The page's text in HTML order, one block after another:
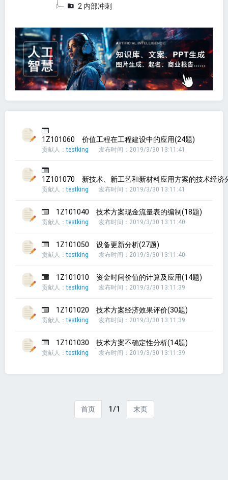
2 内部冲刺
1Z101060 价值工程在工程建设中的应用(24题)
贡献人：testking 发布时间：2019/3/30 13:11:41
1Z101070 新技术、新工艺和新材料应用方案的技术经济
贡献人：testking 发布时间：2019/3/30 13:11:41
1Z101040 技术方案现金流量表的编制(18题)
贡献人：testking 发布时间：2019/3/30 13:11:40
1Z101050 设备更新分析(27题)
贡献人：testking 发布时间：2019/3/30 13:11:40
1Z101010 资金时间价值的计算及应用(14题)
贡献人：testking 发布时间：2019/3/30 13:11:39
1Z101020 技术方案经济效果评价(30题)
贡献人：testking 发布时间：2019/3/30 13:11:39
1Z101030 技术方案不确定性分析(14题)
贡献人：testking 发布时间：2019/3/30 13:11:39
首页 1/1 末页